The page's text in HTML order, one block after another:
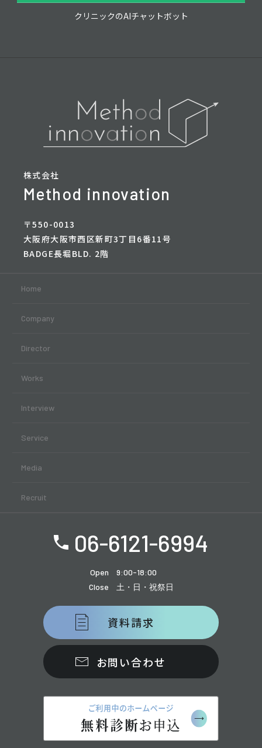
クリニックのAIチャットボット
株式会社
Method innovation
〒550-0013
大阪府大阪市西区新町3丁目6番11号
BADGE長堀BLD. 2階
Home
Company
Director
Works
Interview
Service
Media
Recruit
06-6121-6994
Open
9:00-18:00
Close
土・日・祝祭日
資料請求
お問い合わせ